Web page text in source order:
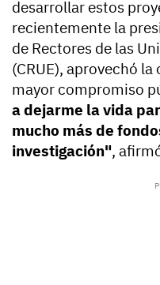
desarrollar estos
recientemente la
de Rectores de las
(CRUE), aprovechó
mayor compromiso
a dejarme la vida
mucho más de
investigación",